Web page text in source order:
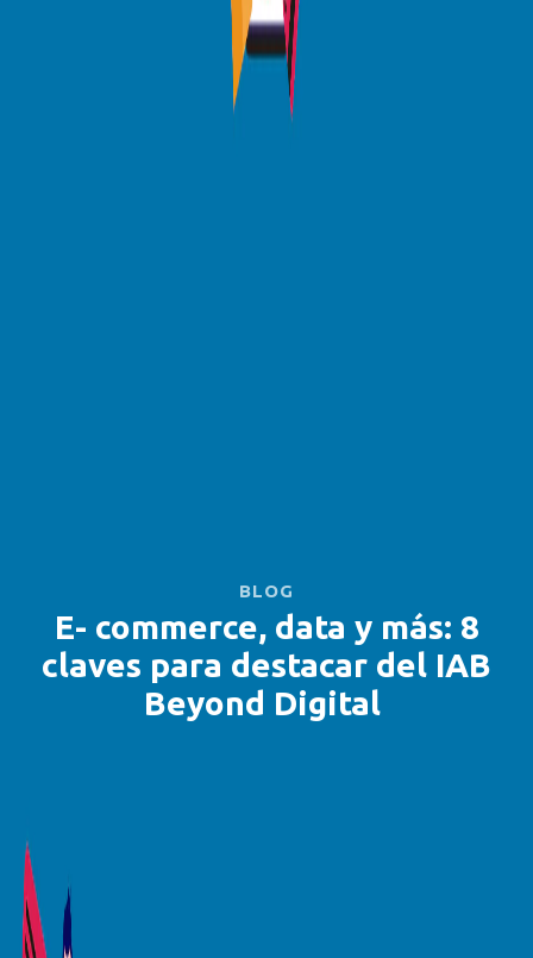
BLOG
E- commerce, data y más: 8
claves para destacar del IAB
Beyond Digital